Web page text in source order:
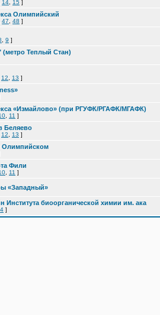
14 15 ]
Олимпийский
47 48 ]
9 ]
Теплый Стан)
12 13 ]
«Измайлово» (при РГУФК/РГАФК/МГАФК)
11 ]
Беляево
12 13 ]
Олимпийском
Фили
11 ]
«Западный»
Института биоорганической химии им. ака
4 ]